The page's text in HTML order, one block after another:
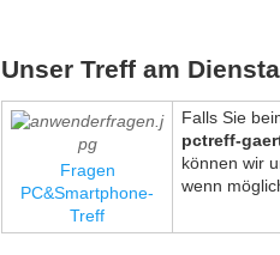
Unser Treff am
Fragen
PC&Smartphone-
Treff
Falls Sie
pctreff-
können wir
wenn